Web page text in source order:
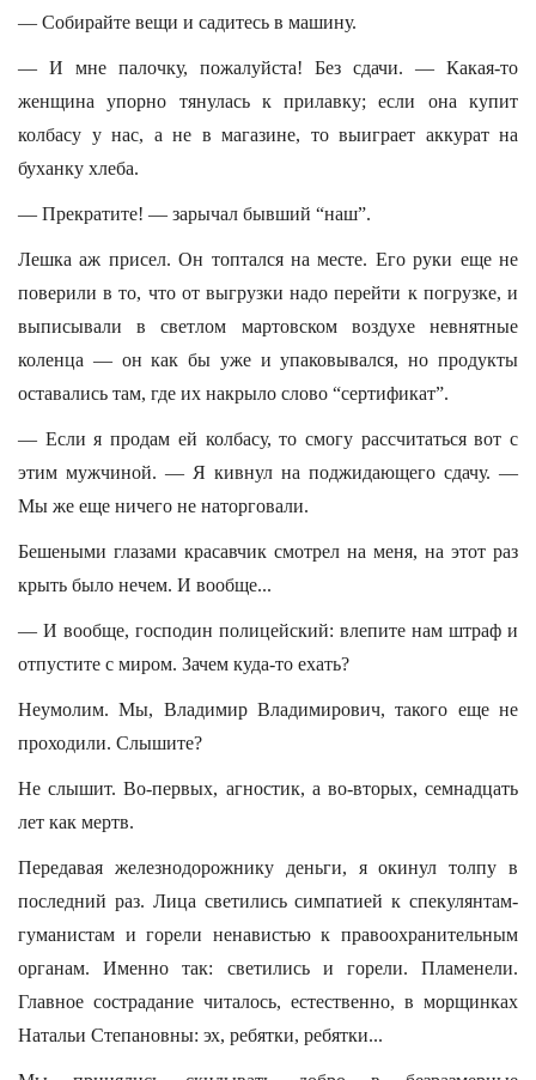
— Собирайте вещи и садитесь в машину.
— И мне палочку, пожалуйста! Без сдачи. — Какая-то
женщина упорно тянулась к прилавку; если она купит
колбасу у нас, а не в магазине, то выиграет аккурат на
буханку хлеба.
— Прекратите! — зарычал бывший “наш”.
Лешка аж присел. Он топтался на месте. Его руки еще не
поверили в то, что от выгрузки надо перейти к погрузке, и
выписывали в светлом мартовском воздухе невнятные
коленца — он как бы уже и упаковывался, но продукты
оставались там, где их накрыло слово “сертификат”.
— Если я продам ей колбасу, то смогу рассчитаться вот с
этим мужчиной. — Я кивнул на поджидающего сдачу. —
Мы же еще ничего не наторговали.
Бешеными глазами красавчик смотрел на меня, на этот раз
крыть было нечем. И вообще...
— И вообще, господин полицейский: влепите нам штраф и
отпустите с миром. Зачем куда-то ехать?
Неумолим. Мы, Владимир Владимирович, такого еще не
проходили. Слышите?
Не слышит. Во-первых, агностик, а во-вторых, семнадцать
лет как мертв.
Передавая железнодорожнику деньги, я окинул толпу в
последний раз. Лица светились симпатией к спекулянтам-
гуманистам и горели ненавистью к правоохранительным
органам. Именно так: светились и горели. Пламенели.
Главное сострадание читалось, естественно, в морщинках
Натальи Степановны: эх, ребятки, ребятки...